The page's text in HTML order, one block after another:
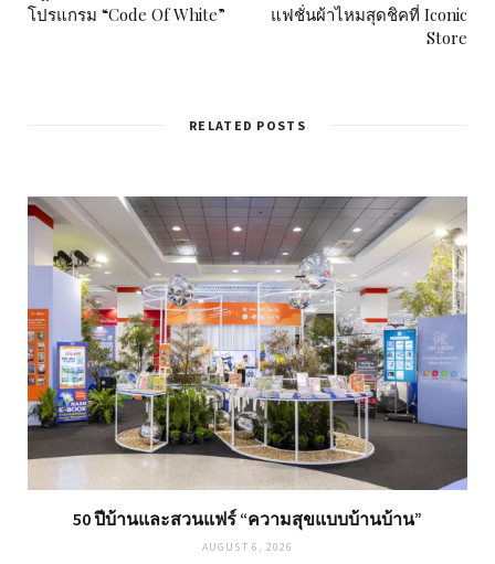
โปรแกรม “Code Of White”
แฟชั่นผ้าไหมสุดชิคที่ Iconic
Store
RELATED POSTS
50 ปีบ้านและสวนแฟร์ “ความสุขแบบบ้านบ้าน”
AUGUST 6, 2026